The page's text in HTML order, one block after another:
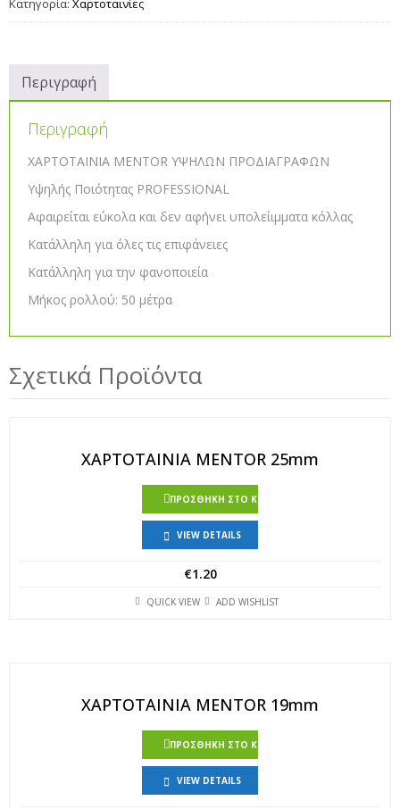
Κατηγορία: Χαρτοταινίες
Περιγραφή
Περιγραφή
ΧΑΡΤΟΤΑΙΝΙΑ MENTOR ΥΨΗΛΩΝ ΠΡΟΔΙΑΓΡΑΦΩΝ
Υψηλής Ποιότητας PROFESSIONAL
Αφαιρείται εύκολα και δεν αφήνει υπολείιμματα κόλλας
Κατάλληλη για όλες τις επιφάνειες
Κατάλληλη για την φανοποιεία
Μήκος ρολλού: 50 μέτρα
Σχετικά Προϊόντα
ΧΑΡΤΟΤΑΙΝΙΑ MENTOR 25mm
ΠΡΟΣΘΉΚΗ ΣΤΟ ΚΑΛΆΘΙ
VIEW DETAILS
€1.20
QUICK VIEW ADD WISHLIST
ΧΑΡΤΟΤΑΙΝΙΑ MENTOR 19mm
ΠΡΟΣΘΉΚΗ ΣΤΟ ΚΑΛΆΘΙ
VIEW DETAILS